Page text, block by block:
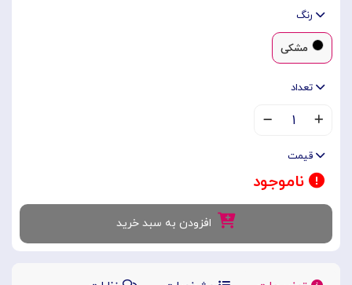
رنگ
مشکی
تعداد
۱
قیمت
ناموجود
افزودن به سبد خرید